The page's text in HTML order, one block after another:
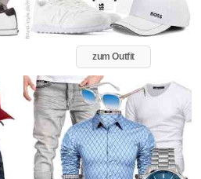
zum Outfit